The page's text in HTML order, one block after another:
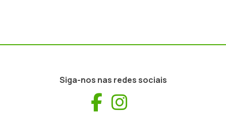
Siga-nos nas redes sociais
Facebook